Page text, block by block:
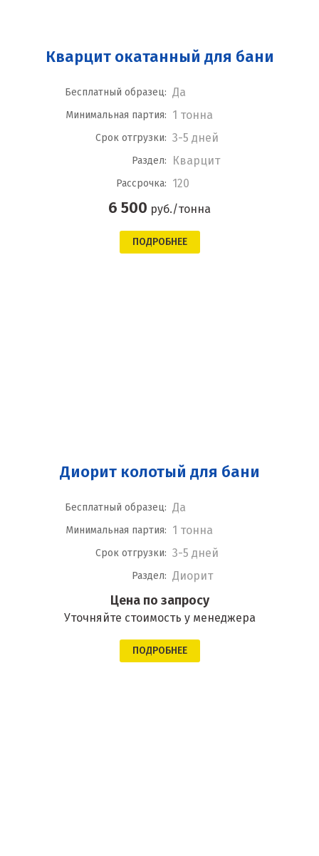
Кварцит окатанный для бани
Бесплатный образец: Да
Минимальная партия: 1 тонна
Срок отгрузки: 3-5 дней
Раздел: Кварцит
Рассрочка: 120
6 500 руб./тонна
ПОДРОБНЕЕ
Диорит колотый для бани
Бесплатный образец: Да
Минимальная партия: 1 тонна
Срок отгрузки: 3-5 дней
Раздел: Диорит
Цена по запросу
Уточняйте стоимость у менеджера
ПОДРОБНЕЕ